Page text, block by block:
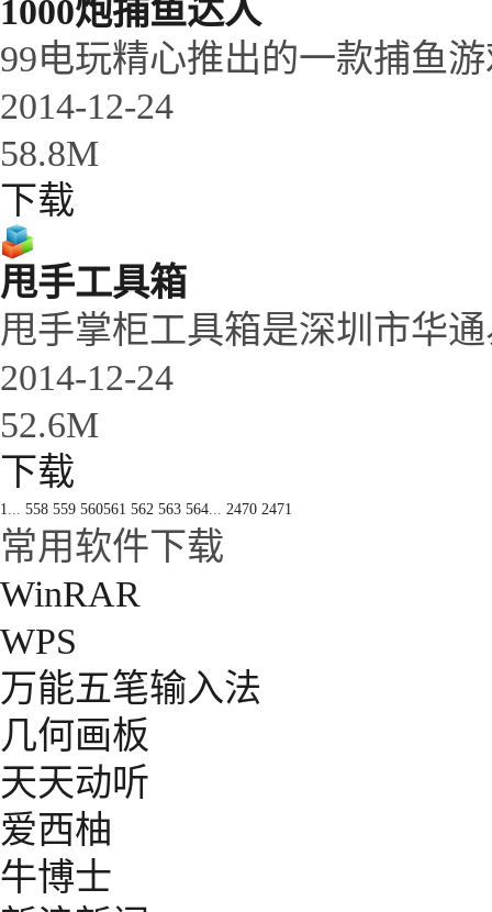
1000炮捕鱼达人
99电玩精心推出的一款捕鱼
2014-12-24
58.8M
下载
甩手工具箱
甩手掌柜工具箱是深圳市华
2014-12-24
52.6M
下载
1... 558 559 560561 562 563 564... 2470 2471
常用软件下载
WinRAR
WPS
万能五笔输入法
几何画板
天天动听
爱西柚
牛博士